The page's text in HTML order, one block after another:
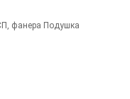
фанера Подушка